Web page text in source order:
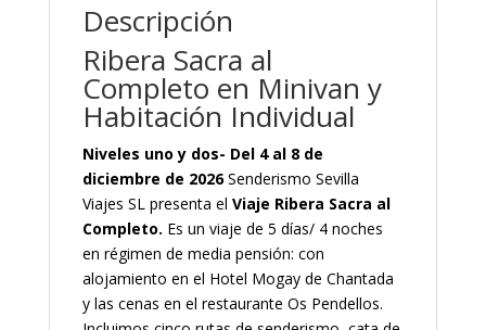
Descripción
Ribera Sacra al
Completo en Minivan y
Habitación Individual
Niveles uno y dos- Del 4 al 8 de
diciembre de 2026Senderismo Sevilla
Viajes SL presenta el Viaje Ribera Sacra al
Completo. Es un viaje de 5 días/ 4 noches
en régimen de media pensión: con
alojamiento en el Hotel Mogay de Chantada
y las cenas en el restaurante Os Pendellos.